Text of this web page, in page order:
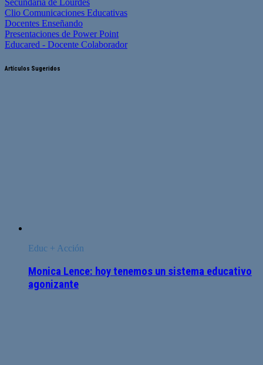
Secundaria de Lourdes
Clio Comunicaciones Educativas
Docentes Enseñando
Presentaciones de Power Point
Educared - Docente Colaborador
Artículos Sugeridos
Educ + Acción
Monica Lence: hoy tenemos un sistema educativo
agonizante